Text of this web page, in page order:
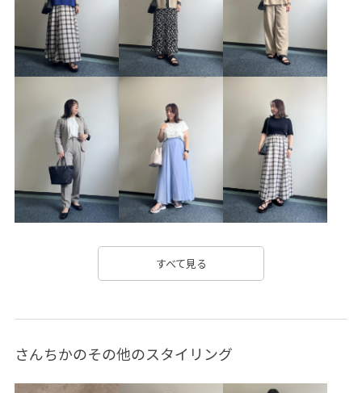
ちゃんとプラスかわいい保証
オーバーサイズ カジュアル コットン サステナブル
シャツワンピース シワ加工 ジーンズ
スクエアトゥ スクエアネック ストラップ
ストレスフリー セット チェーン デイリー使い
トレンド感 トートバッグ ニット ハリ感
ベーシックカラー ボイル ポケット付き
ポリエステル ポリエステル100% ポーチ ミニバッグ
ミニマル リラックススタイル レモン
ワンショルダー ワンピース 上品 伸縮性
すべて見る
さんちかのその他のスタイリング